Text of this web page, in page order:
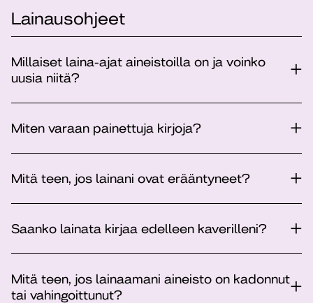
Lainausohjeet
Millaiset laina-ajat aineistoilla on ja voinko
uusia niitä?
Miten varaan painettuja kirjoja?
Mitä teen, jos lainani ovat erääntyneet?
Saanko lainata kirjaa edelleen kaverilleni?
Mitä teen, jos lainaamani aineisto on kadonnut
tai vahingoittunut?